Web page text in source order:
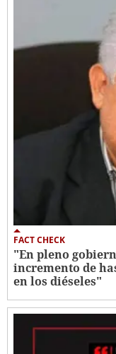
FACT CHECK
"En pleno
incremento de
en los diéseles"